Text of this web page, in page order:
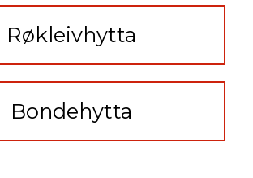
Røkleivhytta
Bondehytta